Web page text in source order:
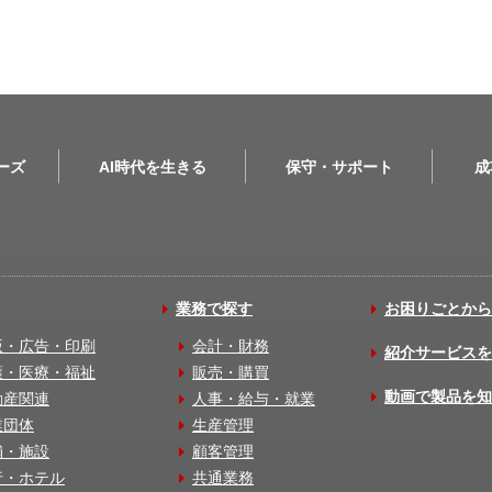
ズ AI時代を生きる 保守・サポート
広告・印刷
医療・福祉
関連
団体
施設
・ホテル
業務で探す
会計・財務
販売・購買
人事・給与・就業
生産管理
顧客管理
共通業務
お困りごとか
紹介サービス
動画で製品を